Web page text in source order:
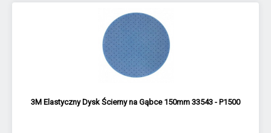
3M Elastyczny Dysk Ścierny na Gąbce 150mm 33543 - P1500